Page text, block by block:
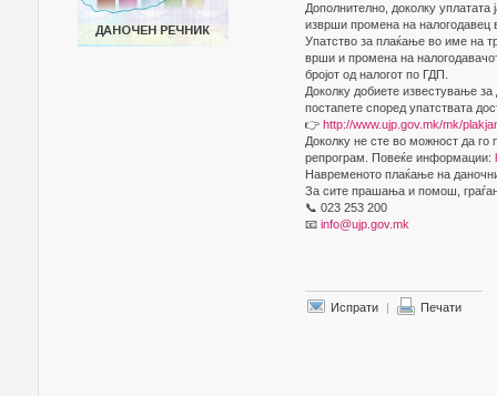
Дополнително, доколку
изврши промена на налогодавец
Упатство за плаќање во име на
врши и промена на
бројот од налогот по ГДП.
Доколку добиете известување
постапете според упатствата
👉 http://www.ujp.gov.mk/mk/
Доколку не сте во можност да
репрограм. Повеќе информации:
Навременото плаќање на
За сите прашања и помош,
📞 023 253 200
📧 info@ujp.gov.mk
Испрати | Печати